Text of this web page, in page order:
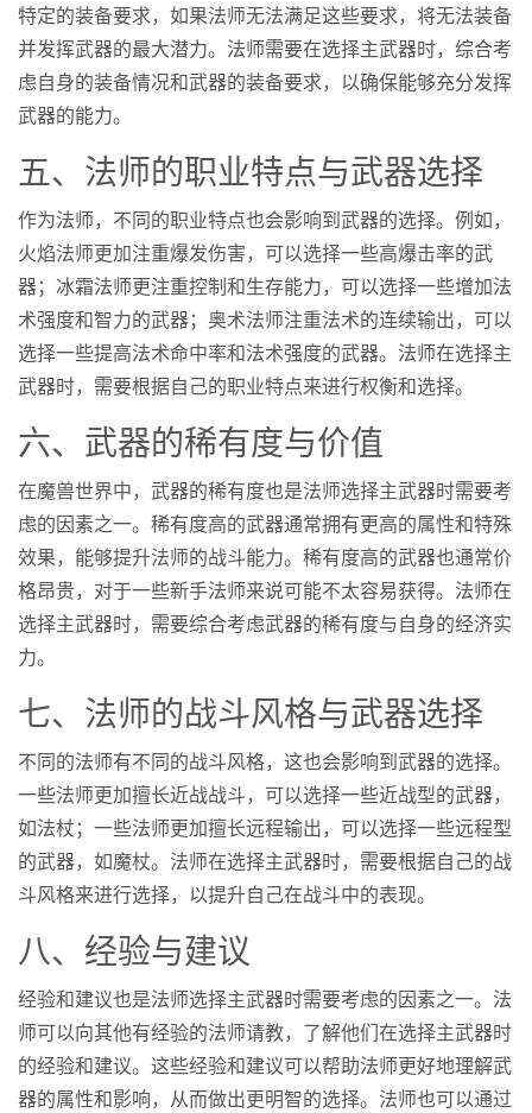
特定的装备要求，如果法师无法满足这些要求，将无法装备
并发挥武器的最大潜力。法师需要在选择主武器时，综合考
虑自身的装备情况和武器的装备要求，以确保能够充分发挥
武器的能力。
五、法师的职业特点与武器选择
作为法师，不同的职业特点也会影响到武器的选择。例如，
火焰法师更加注重爆发伤害，可以选择一些高爆击率的武
器；冰霜法师更注重控制和生存能力，可以选择一些增加法
术强度和智力的武器；奥术法师注重法术的连续输出，可以
选择一些提高法术命中率和法术强度的武器。法师在选择主
武器时，需要根据自己的职业特点来进行权衡和选择。
六、武器的稀有度与价值
在魔兽世界中，武器的稀有度也是法师选择主武器时需要考
虑的因素之一。稀有度高的武器通常拥有更高的属性和特殊
效果，能够提升法师的战斗能力。稀有度高的武器也通常价
格昂贵，对于一些新手法师来说可能不太容易获得。法师在
选择主武器时，需要综合考虑武器的稀有度与自身的经济实
力。
七、法师的战斗风格与武器选择
不同的法师有不同的战斗风格，这也会影响到武器的选择。
一些法师更加擅长近战战斗，可以选择一些近战型的武器，
如法杖；一些法师更加擅长远程输出，可以选择一些远程型
的武器，如魔杖。法师在选择主武器时，需要根据自己的战
斗风格来进行选择，以提升自己在战斗中的表现。
八、经验与建议
经验和建议也是法师选择主武器时需要考虑的因素之一。法
师可以向其他有经验的法师请教，了解他们在选择主武器时
的经验和建议。这些经验和建议可以帮助法师更好地理解武
器的属性和影响，从而做出更明智的选择。法师也可以通过